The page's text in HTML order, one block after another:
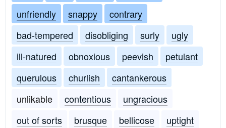
unfriendly
snappy
contrary
bad-tempered
disobliging surly
ugly
ill-natured
obnoxious peevish
petulant
querulous
churlish
cantankerous
unlikable
contentious
ungracious
out of sorts
brusque bellicose
uptight